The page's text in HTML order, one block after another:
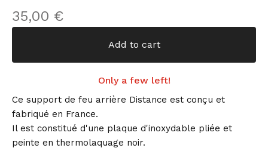
35,00 €
Add to cart
Only a few left!
Ce support de feu arrière Distance est conçu et
fabriqué en France.
Il est constitué d'une plaque d'inoxydable pliée et
peinte en thermolaquage noir.